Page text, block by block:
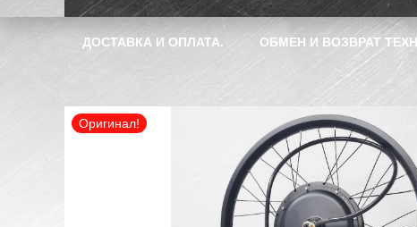
ДОСТАВКА И ОПЛАТА. ОБМЕН И ВОЗВРАТ
Оригинал!